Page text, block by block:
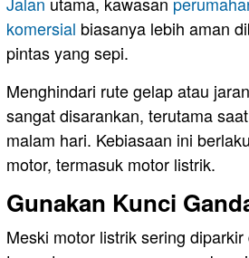
komersial biasanya lebih aman
pintas yang sepi.
Menghindari rute gelap atau
sangat disarankan, terutama
malam hari. Kebiasaan ini
motor, termasuk motor listrik.
Gunakan Kunci
Meski motor listrik sering diparkir